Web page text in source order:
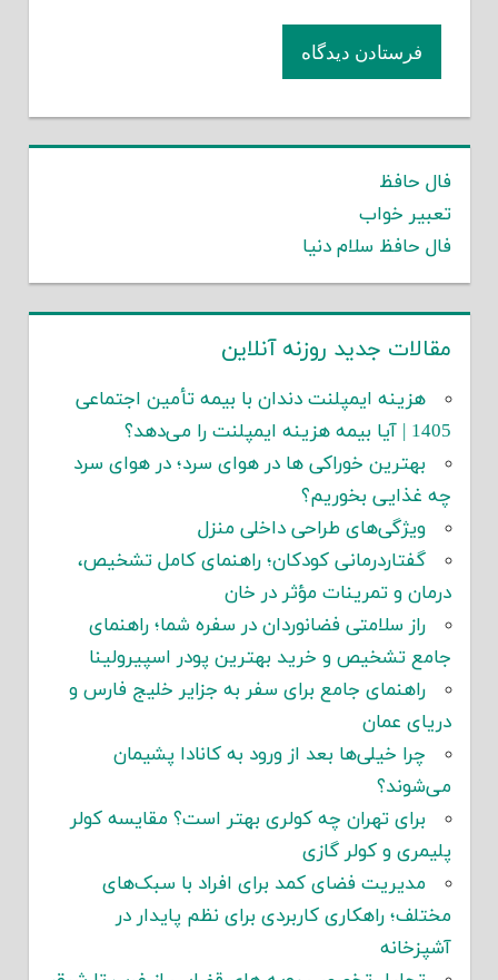
فال حافظ
تعبیر خواب
فال حافظ سلام دنیا
مقالات جدید روزنه آنلاین
هزینه ایمپلنت دندان با بیمه تأمین اجتماعی
1405 | آیا بیمه هزینه ایمپلنت را می‌دهد؟
بهترین خوراکی ها در هوای سرد؛ در هوای سرد
چه غذایی بخوریم؟
ویژگی‌های طراحی داخلی منزل
گفتاردرمانی کودکان؛ راهنمای کامل تشخیص،
درمان و تمرینات مؤثر در خان
راز سلامتی فضانوردان در سفره شما؛ راهنمای
جامع تشخیص و خرید بهترین پودر اسپیرولینا
راهنمای جامع برای سفر به جزایر خلیج فارس و
دریای عمان
چرا خیلی‌ها بعد از ورود به کانادا پشیمان
می‌شوند؟
برای تهران چه کولری بهتر است؟ مقایسه کولر
پلیمری و کولر گازی
مدیریت فضای کمد برای افراد با سبک‌های
مختلف؛ راهکاری کاربردی برای نظم پایدار در
آشپزخانه